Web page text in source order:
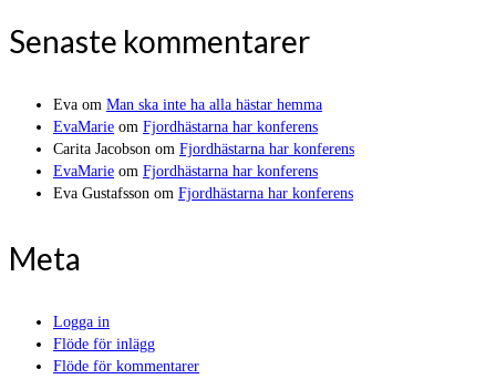
Senaste kommentarer
Eva om Man ska inte ha alla hästar hemma
EvaMarie om Fjordhästarna har konferens
Carita Jacobson om Fjordhästarna har konferens
EvaMarie om Fjordhästarna har konferens
Eva Gustafsson om Fjordhästarna har konferens
Meta
Logga in
Flöde för inlägg
Flöde för kommentarer